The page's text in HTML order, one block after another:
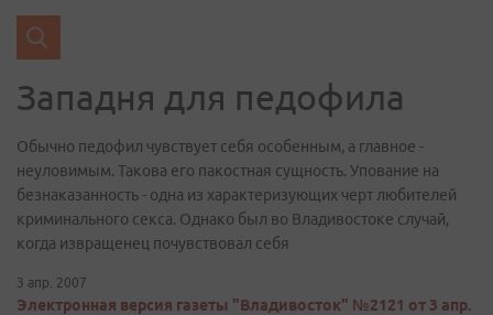
Западня для педофила
Обычно педофил чувствует себя особенным, а главное -
неуловимым. Такова его пакостная сущность. Упование на
безнаказанность - одна из характеризующих черт любителей
криминального секса. Однако был во Владивостоке случай,
когда извращенец почувствовал себя
3 апр. 2007
Электронная версия газеты "Владивосток" №2121 от 3 апр.